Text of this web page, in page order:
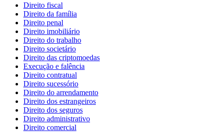
Direito fiscal
Direito da família
Direito penal
Direito imobiliário
Direito do trabalho
Direito societário
Direito das criptomoedas
Execução e falência
Direito contratual
Direito sucessório
Direito do arrendamento
Direito dos estrangeiros
Direito dos seguros
Direito administrativo
Direito comercial